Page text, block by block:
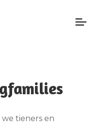
tieners en